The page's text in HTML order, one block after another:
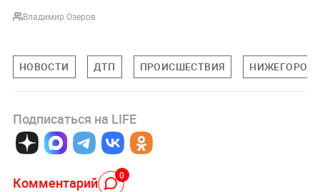
Владимир Озеров
НОВОСТИ ДТП ПРОИСШЕСТВИЯ
Подписаться на LIFE
Комментарий 0